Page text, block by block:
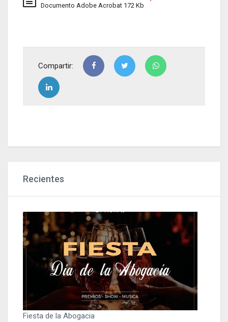
Documento Adobe Acrobat 172 Kb
Compartir:
Recientes
Fiesta de la Abogacia